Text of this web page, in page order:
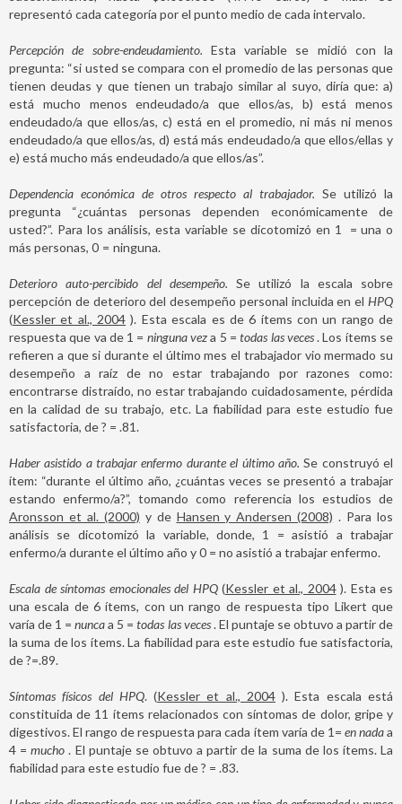
representó cada categoría por el punto medio de cada intervalo.
Percepción de sobre-endeudamiento. Esta variable se midió con la
pregunta: “si usted se compara con el promedio de las personas que
tienen deudas y que tienen un trabajo similar al suyo, diría que: a)
está mucho menos endeudado/a que ellos/as, b) está menos
endeudado/a que ellos/as, c) está en el promedio, ni más ni menos
endeudado/a que ellos/as, d) está más endeudado/a que ellos/ellas y
e) está mucho más endeudado/a que ellos/as”.
Dependencia económica de otros respecto al trabajador. Se utilizó la
pregunta “¿cuántas personas dependen económicamente de
usted?”. Para los análisis, esta variable se dicotomizó en 1
= una o
más personas, 0 = ninguna.
Deterioro auto-percibido del desempeño. Se utilizó la escala sobre
percepción de deterioro del desempeño personal incluida en el HPQ
(Kessler et al., 2004 ). Esta escala es de 6 ítems con un rango de
respuesta que va de 1 = ninguna veza 5 =todas las veces. Los ítems se
refieren a que si durante el último mes el trabajador vio mermado su
desempeño a raíz de no estar trabajando por razones como:
encontrarse distraído, no estar trabajando cuidadosamente, pérdida
en la calidad de su trabajo, etc. La fiabilidad para este estudio fue
satisfactoria, de ? = .81.
Haber asistido a trabajar enfermo durante el último año.Se construyó el
ítem: “durante el último año, ¿cuántas veces se presentó a trabajar
estando enfermo/a?”, tomando como referencia los estudios de
Aronsson et al. (2000) y de Hansen y Andersen (2008) . Para los
análisis se dicotomizó la variable, donde, 1 = asistió a trabajar
enfermo/a durante el último año y 0 = no asistió a trabajar enfermo.
Escala de síntomas emocionales del HPQ (Kessler et al., 2004). Esta es
una escala de 6 ítems, con un rango de respuesta tipo Likert que
varía de 1 =nuncaa 5 =todas las veces. El puntaje se obtuvo a partir de
la suma de los ítems. La fiabilidad para este estudio fue satisfactoria,
de ?=.89.
Síntomas físicos del HPQ. (Kessler et al., 2004). Esta escala está
constituida de 11 ítems relacionados con síntomas de dolor, gripe y
digestivos. El rango de respuesta para cada ítem varía de 1= en nadaa
4 =mucho . El puntaje se obtuvo a partir de la suma de los ítems. La
fiabilidad para este estudio fue de ? = .83.